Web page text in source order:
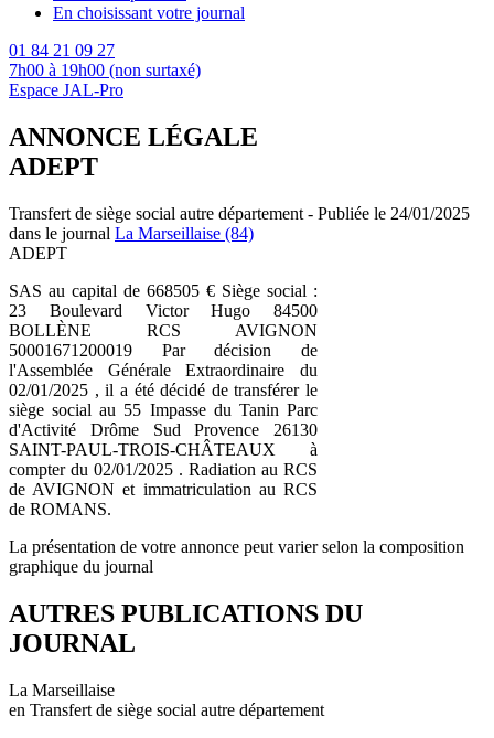
En choisissant votre journal
01 84 21 09 27
7h00 à 19h00 (non surtaxé)
Espace JAL-Pro
ANNONCE LÉGALE
ADEPT
Transfert de siège social autre département - Publiée le 24/01/2025
dans le journal La Marseillaise (84)
ADEPT
SAS au capital de 668505 € Siège social :
23 Boulevard Victor Hugo 84500
BOLLÈNE RCS AVIGNON
50001671200019 Par décision de
l'Assemblée Générale Extraordinaire du
02/01/2025 , il a été décidé de transférer le
siège social au 55 Impasse du Tanin Parc
d'Activité Drôme Sud Provence 26130
SAINT-PAUL-TROIS-CHÂTEAUX à
compter du 02/01/2025 . Radiation au RCS
de AVIGNON et immatriculation au RCS
de ROMANS.
La présentation de votre annonce peut varier selon la composition
graphique du journal
AUTRES PUBLICATIONS DU
JOURNAL
La Marseillaise
en Transfert de siège social autre département